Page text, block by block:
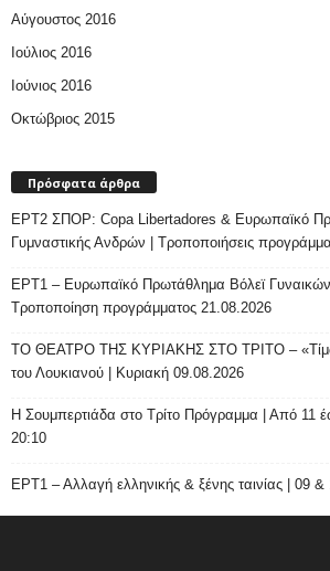
Αύγουστος 2016
Ιούλιος 2016
Ιούνιος 2016
Οκτώβριος 2015
Πρόσφατα άρθρα
ΕΡΤ2 ΣΠΟΡ: Copa Libertadores & Ευρωπαϊκό
Γυμναστικής Ανδρών | Τροποποιήσεις
ΕΡΤ1 – Ευρωπαϊκό Πρωτάθλημα Βόλεϊ
Τροποποίηση προγράμματος 21.08.2026
ΤΟ ΘΕΑΤΡΟ ΤΗΣ ΚΥΡΙΑΚΗΣ ΣΤΟ ΤΡΙΤΟ –
του Λουκιανού | Κυριακή 09.08.2026
H Σουμπερτιάδα στο Τρίτο Πρόγραμμα | Από 11
20:10
ΕΡΤ1 – Αλλαγή ελληνικής & ξένης ταινίας | 09